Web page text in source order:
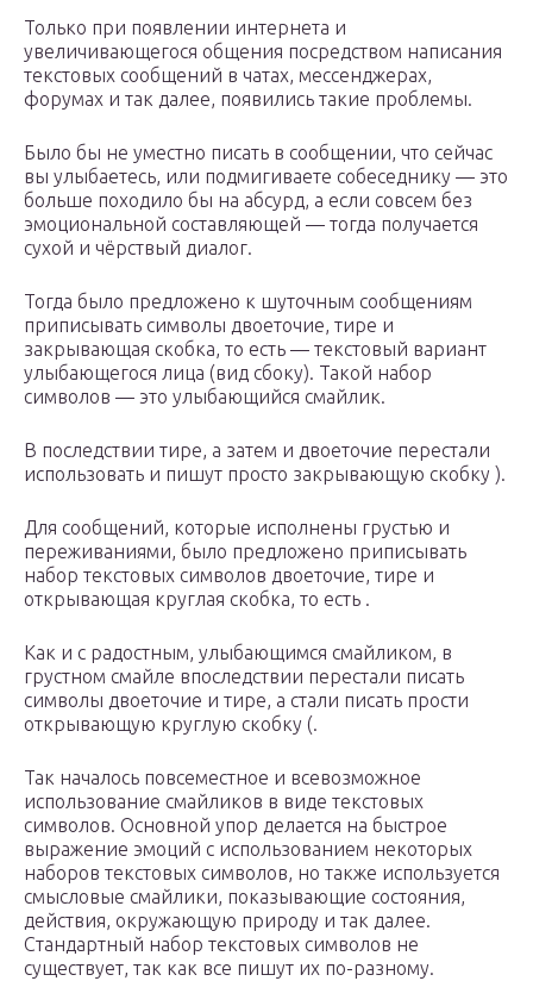
Только при появлении интернета и
увеличивающегося общения посредством написания
текстовых сообщений в чатах, мессенджерах,
форумах и так далее, появились такие проблемы.
Было бы не уместно писать в сообщении, что сейчас
вы улыбаетесь, или подмигиваете собеседнику — это
больше походило бы на абсурд, а если совсем без
эмоциональной составляющей — тогда получается
сухой и чёрствый диалог.
Тогда было предложено к шуточным сообщениям
приписывать символы двоеточие, тире и
закрывающая скобка, то есть — текстовый вариант
улыбающегося лица (вид сбоку). Такой набор
символов — это улыбающийся смайлик.
В последствии тире, а затем и двоеточие перестали
использовать и пишут просто закрывающую скобку ).
Для сообщений, которые исполнены грустью и
переживаниями, было предложено приписывать
набор текстовых символов двоеточие, тире и
открывающая круглая скобка, то есть .
Как и с радостным, улыбающимся смайликом, в
грустном смайле впоследствии перестали писать
символы двоеточие и тире, а стали писать прости
открывающую круглую скобку (.
Так началось повсеместное и всевозможное
использование смайликов в виде текстовых
символов. Основной упор делается на быстрое
выражение эмоций с использованием некоторых
наборов текстовых символов, но также используется
смысловые смайлики, показывающие состояния,
действия, окружающую природу и так далее.
Стандартный набор текстовых символов не
существует, так как все пишут их по-разному.